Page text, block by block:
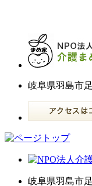
岐阜県羽島市
岐阜県羽島市